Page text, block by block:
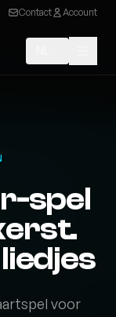
Contact Account
spel
voor